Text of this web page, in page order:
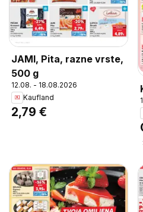
JAMI, Pita, razne vrste,
500 g
12.08. - 18.08.2026
Kaufland
2,79 €